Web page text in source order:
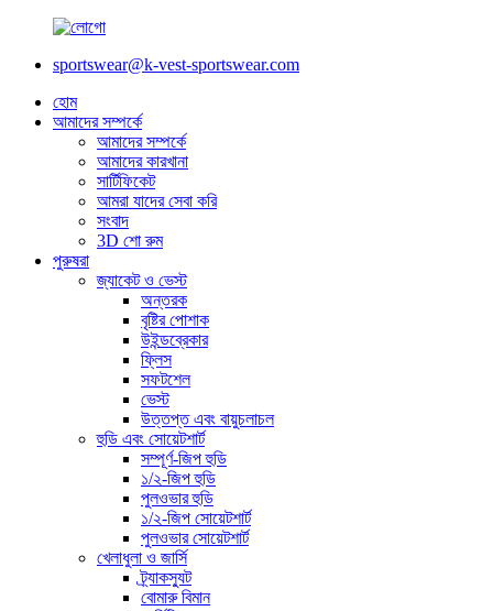
sportswear@k-vest-sportswear.com
হোম
আমাদের সম্পর্কে
আমাদের সম্পর্কে
আমাদের কারখানা
সার্টিফিকেট
আমরা যাদের সেবা করি
সংবাদ
3D শো রুম
পুরুষরা
জ্যাকেট ও ভেস্ট
অন্তরক
বৃষ্টির পোশাক
উইন্ডব্রেকার
ফ্লিস
সফটশেল
ভেস্ট
উত্তপ্ত এবং বায়ুচলাচল
হুডি এবং সোয়েটশার্ট
সম্পূর্ণ-জিপ হুডি
১/২-জিপ হুডি
পুলওভার হুডি
১/২-জিপ সোয়েটশার্ট
পুলওভার সোয়েটশার্ট
খেলাধুলা ও জার্সি
ট্র্যাকস্যুট
বোমারু বিমান